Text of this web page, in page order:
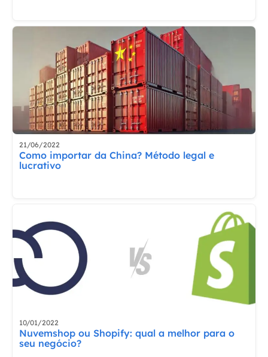
21/06/2022
Como importar da China? Método legal e
lucrativo
10/01/2022
Nuvemshop ou Shopify: qual a melhor para o
seu negócio?